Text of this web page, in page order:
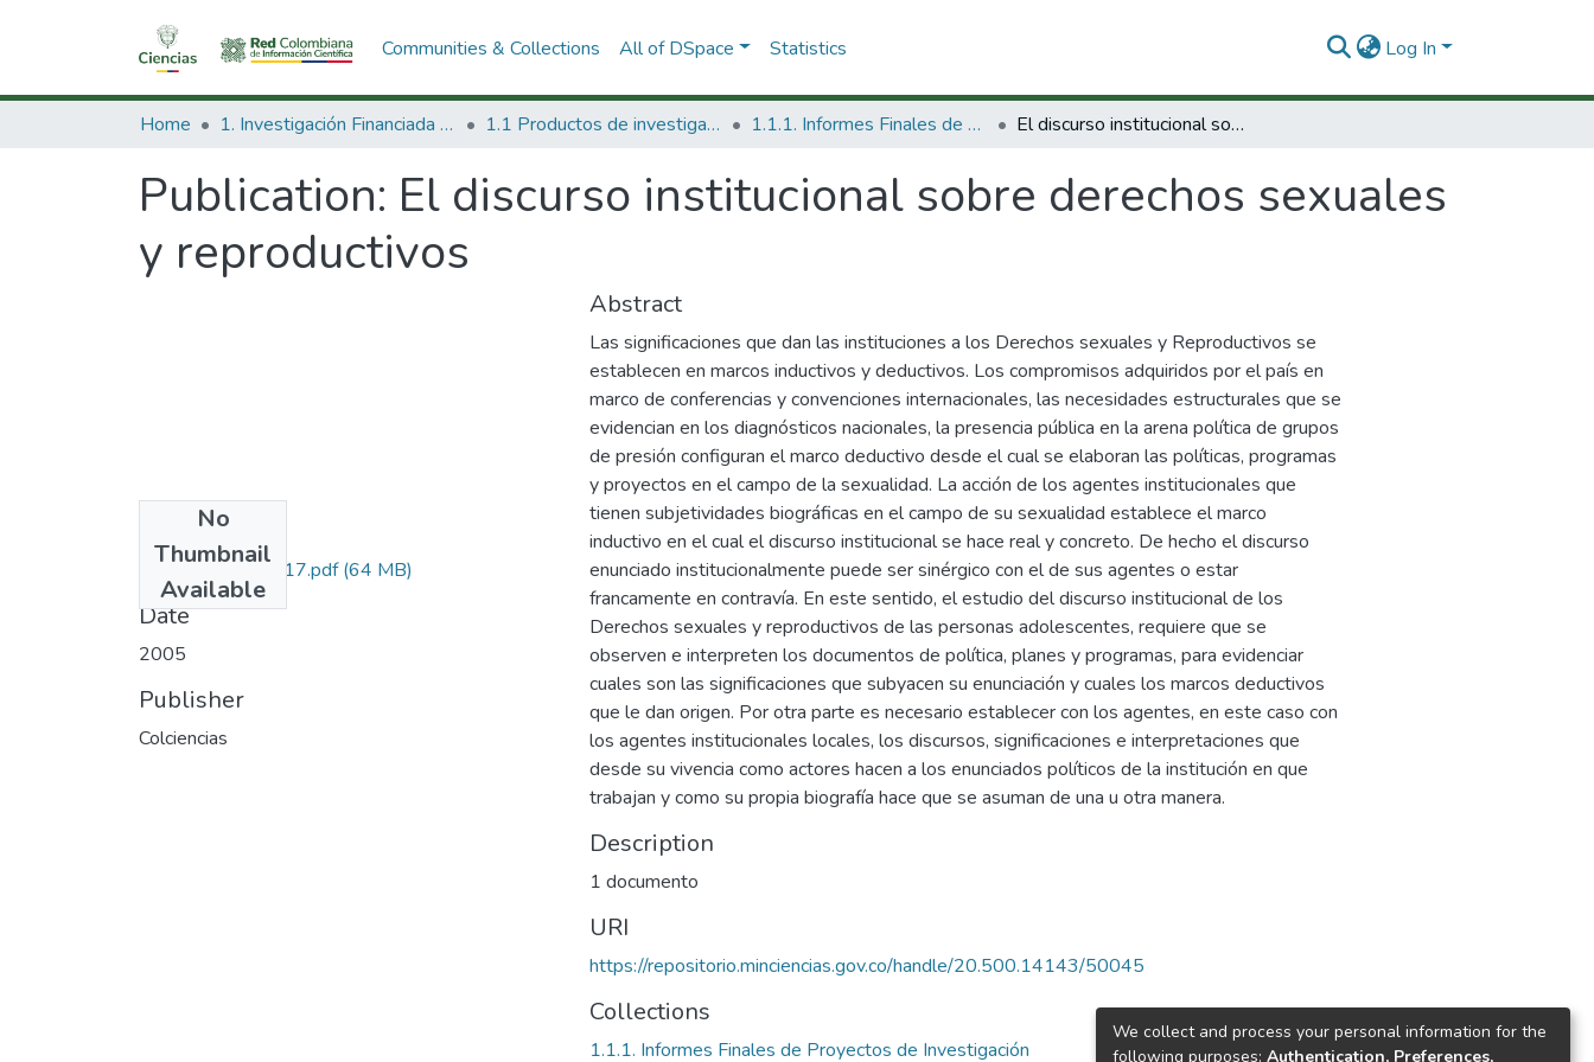
Communities & Collections All of DSpace Statistics Log In
Home 1. Investigación Financiada con Recursos Públicos 1.1 Productos de investigación 1.1.1. Informes Finales de Proyectos de Investigación El discurso institucional sobre derechos sexuales y reproductivos
Publication: El discurso institucional sobre derechos sexuales
y reproductivos
No
Thumbnail
Available
1222-04-14317.pdf(64 MB)
Date
2005
Publisher
Colciencias
Abstract
Las significaciones que dan las instituciones a los Derechos sexuales y Reproductivos se
establecen en marcos inductivos y deductivos. Los compromisos adquiridos por el país en
marco de conferencias y convenciones internacionales, las necesidades estructurales que se
evidencian en los diagnósticos nacionales, la presencia pública en la arena política de grupos
de presión configuran el marco deductivo desde el cual se elaboran las políticas, programas
y proyectos en el campo de la sexualidad. La acción de los agentes institucionales que
tienen subjetividades biográficas en el campo de su sexualidad establece el marco
inductivo en el cual el discurso institucional se hace real y concreto. De hecho el discurso
enunciado institucionalmente puede ser sinérgico con el de sus agentes o estar
francamente en contravía. En este sentido, el estudio del discurso institucional de los
Derechos sexuales y reproductivos de las personas adolescentes, requiere que se
observen e interpreten los documentos de política, planes y programas, para evidenciar
cuales son las significaciones que subyacen su enunciación y cuales los marcos deductivos
que le dan origen. Por otra parte es necesario establecer con los agentes, en este caso con
los agentes institucionales locales, los discursos, significaciones e interpretaciones que
desde su vivencia como actores hacen a los enunciados políticos de la institución en que
trabajan y como su propia biografía hace que se asuman de una u otra manera.
Description
1 documento
URI
https://repositorio.minciencias.gov.co/handle/20.500.14143/50045
Collections
1.1.1. Informes Finales de Proyectos de Investigación
We collect and process your personal information for the
following purposes: Authentication, Preferences,